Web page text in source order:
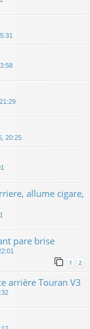
20:25
allume cigare,
pare brise
1 2
arrière Touran V3